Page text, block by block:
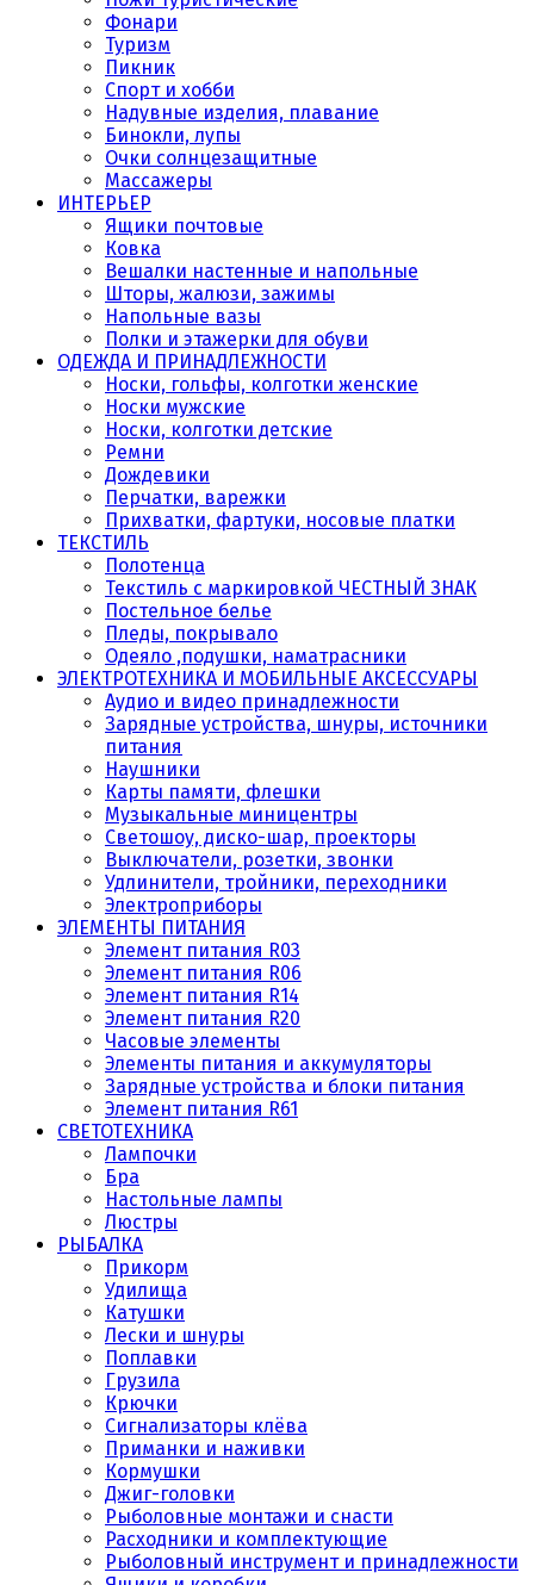
Фонари
Туризм
Пикник
Спорт и хобби
Надувные изделия, плавание
Бинокли, лупы
Очки солнцезащитные
Массажеры
ИНТЕРЬЕР
Ящики почтовые
Ковка
Вешалки настенные и напольные
Шторы, жалюзи, зажимы
Напольные вазы
Полки и этажерки для обуви
ОДЕЖДА И ПРИНАДЛЕЖНОСТИ
Носки, гольфы, колготки женские
Носки мужские
Носки, колготки детские
Ремни
Дождевики
Перчатки, варежки
Прихватки, фартуки, носовые платки
ТЕКСТИЛЬ
Полотенца
Текстиль с маркировкой ЧЕСТНЫЙ ЗНАК
Постельное белье
Пледы, покрывало
Одеяло ,подушки, наматрасники
ЭЛЕКТРОТЕХНИКА И МОБИЛЬНЫЕ АКСЕССУАРЫ
Аудио и видео принадлежности
Зарядные устройства, шнуры, источники
питания
Наушники
Карты памяти, флешки
Музыкальные миницентры
Светошоу, диско-шар, проекторы
Выключатели, розетки, звонки
Удлинители, тройники, переходники
Электроприборы
ЭЛЕМЕНТЫ ПИТАНИЯ
Элемент питания R03
Элемент питания R06
Элемент питания R14
Элемент питания R20
Часовые элементы
Элементы питания и аккумуляторы
Зарядные устройства и блоки питания
Элемент питания R61
СВЕТОТЕХНИКА
Лампочки
Бра
Настольные лампы
Люстры
РЫБАЛКА
Прикорм
Удилища
Катушки
Лески и шнуры
Поплавки
Грузила
Крючки
Сигнализаторы клёва
Приманки и наживки
Кормушки
Джиг-головки
Рыболовные монтажи и снасти
Расходники и комплектующие
Рыболовный инструмент и принадлежности